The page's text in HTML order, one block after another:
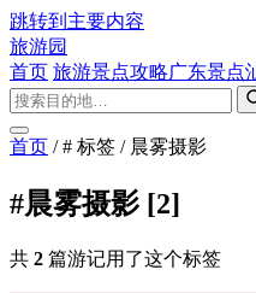
跳转到主要内容
旅游园
首页 旅游景点攻略广东景点
首页 / # 标签 / 晨雾摄影
#晨雾摄影 [2]
共 2 篇游记用了这个标签